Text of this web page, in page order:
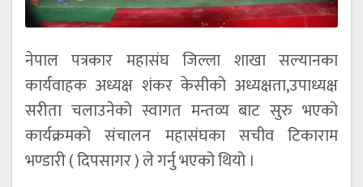
नेपाल पत्रकार महासंघ जिल्ला शाखा सल्यानका
कार्यवाहक अध्यक्ष शंकर केसीको अध्यक्षता,उपाध्यक्ष
सरीता चलाउनेको स्वागत मन्तव्य बाट सुरु भएको
कार्यक्रमको संचालन महासंघका सचीव टिकाराम
भण्डारी ( दिपसागर ) ले गर्नु भएको थियो ।